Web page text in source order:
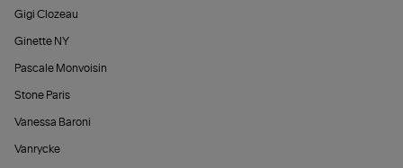
Gigi Clozeau
Ginette NY
Pascale Monvoisin
Stone Paris
Vanessa Baroni
Vanrycke